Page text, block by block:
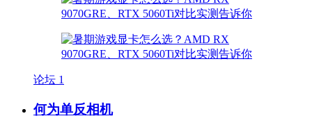
论坛 1
何为单反相机